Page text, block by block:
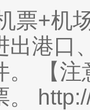
票+机
出港口
。 【
。